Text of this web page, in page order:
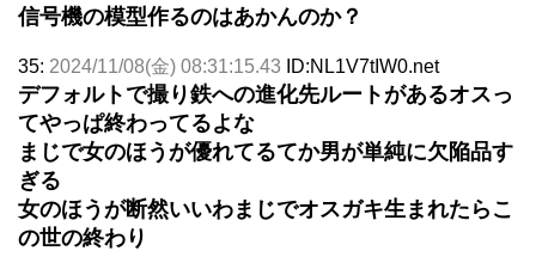
信号機の模型作るのはあかんのか？
35: 2024/11/08(金) 08:31:15.43 ID:NL1V7tIW0.net
デフォルトで撮り鉄への進化先ルートがあるオスっ
てやっぱ終わってるよな
まじで女のほうが優れてるてか男が単純に欠陥品す
ぎる
女のほうが断然いいわまじでオスガキ生まれたらこ
の世の終わり